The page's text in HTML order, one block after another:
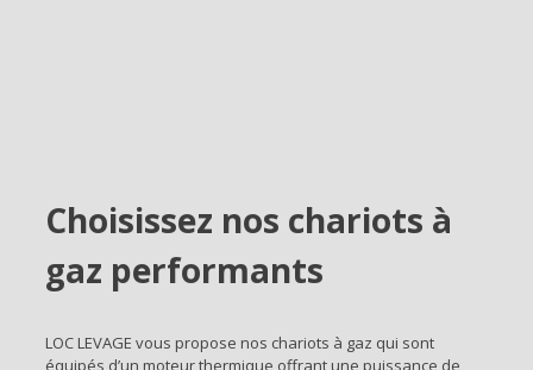
Choisissez nos chariots à
gaz performants
LOC LEVAGE vous propose nos chariots à gaz qui sont
équipés d’un moteur thermique offrant une puissance de